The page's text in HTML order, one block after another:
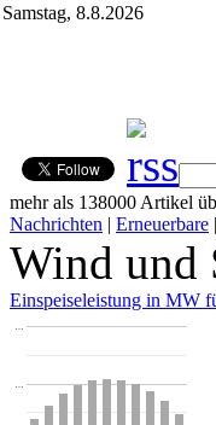
Samstag, 8.8.2026
mehr als 138000 Artikel
Nachrichten | Erneuerbare |
Wind und
Einspeiseleistung in MW
…
…